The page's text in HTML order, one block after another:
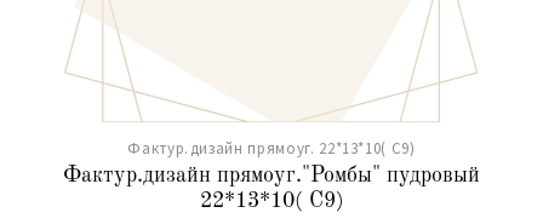
Фактур.дизайн прямоуг. 22*13*10( С9)
Фактур.дизайн прямоуг."Ромбы" пудровый
22*13*10( С9)